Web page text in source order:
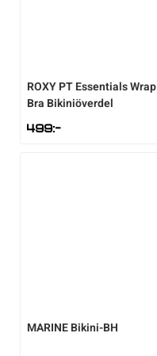
ROXYPT Essentials Wrap
Bra Bikiniöverdel
499:-
MARINEBikini-BH